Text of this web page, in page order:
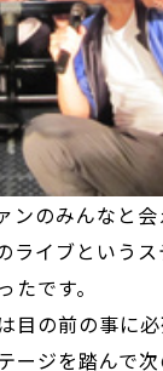
ンのみんなと
ライブという
です。
目の前の事に
ージを踏んで